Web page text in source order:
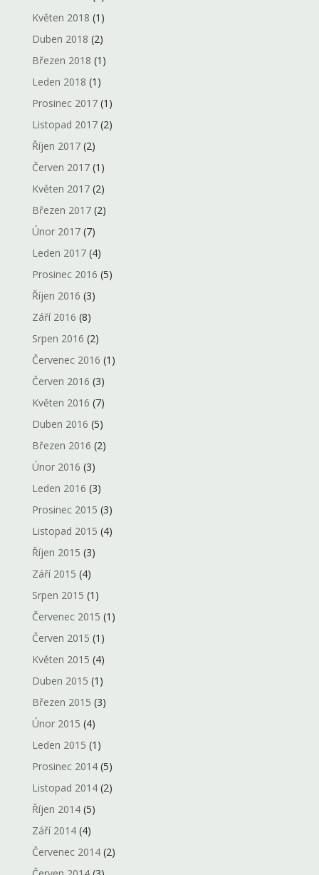
Květen 2018 (1)
Duben 2018 (2)
Březen 2018 (1)
Leden 2018 (1)
Prosinec 2017(1)
Listopad 2017(2)
Říjen 2017(2)
Červen 2017(1)
Květen 2017(2)
Březen 2017(2)
Únor 2017(7)
Leden 2017(4)
Prosinec 2016 (5)
Říjen 2016 (3)
Září 2016 (8)
Srpen 2016 (2)
Červenec 2016 (1)
Červen 2016 (3)
Květen 2016 (7)
Duben 2016 (5)
Březen 2016 (2)
Únor 2016 (3)
Leden 2016 (3)
Prosinec 2015 (3)
Listopad 2015 (4)
Říjen 2015 (3)
Září 2015 (4)
Srpen 2015 (1)
Červenec 2015 (1)
Červen 2015 (1)
Květen 2015 (4)
Duben 2015 (1)
Březen 2015 (3)
Únor 2015 (4)
Leden 2015 (1)
Prosinec 2014(5)
Listopad 2014(2)
Říjen 2014(5)
Září 2014(4)
Červenec 2014(2)